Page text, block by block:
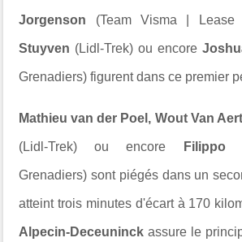
Jorgenson (Team Visma |
Stuyven (Lidl-Trek) ou encore
Grenadiers) figurent dans ce premier
Mathieu van der Poel, Wout Van
(Lidl-Trek) ou encore Filippo
Grenadiers) sont piégés dans un
atteint trois minutes d'écart à 170
Alpecin-Deceuninckassure le